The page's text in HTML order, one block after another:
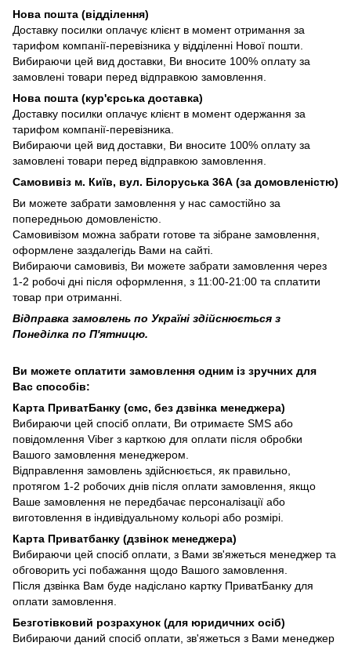
Нова пошта (відділення)
Доставку посилки оплачує клієнт в момент отримання за
тарифом компанії-перевізника у відділенні Нової пошти.
Вибираючи цей вид доставки, Ви вносите 100% оплату за
замовлені товари перед відправкою замовлення.
Нова пошта (кур'єрська доставка)
Доставку посилки оплачує клієнт в момент одержання за
тарифом компанії-перевізника.
Вибираючи цей вид доставки, Ви вносите 100% оплату за
замовлені товари перед відправкою замовлення.
Самовивіз м. Київ, вул. Білоруська 36А (за домовленістю)
Ви можете забрати замовлення у нас самостійно за
попередньою домовленістю.
Самовивізом можна забрати готове та зібране замовлення,
оформлене заздалегідь Вами на сайті.
Вибираючи самовивіз, Ви можете забрати замовлення через
1-2 робочі дні після оформлення, з 11:00-21:00 та сплатити
товар при отриманні.
Відправка замовлень по Україні здійснюється з
Понеділка по П'ятницю.
Ви можете оплатити замовлення одним із зручних для
Вас способів:
Карта ПриватБанку (смс, без дзвінка менеджера)
Вибираючи цей спосіб оплати, Ви отримаєте SMS або
повідомлення Viber з карткою для оплати після обробки
Вашого замовлення менеджером.
Відправлення замовлень здійснюється, як правильно,
протягом 1-2 робочих днів після оплати замовлення, якщо
Ваше замовлення не передбачає персоналізації або
виготовлення в індивідуальному кольорі або розмірі.
Карта Приватбанку (дзвінок менеджера)
Вибираючи цей спосіб оплати, з Вами зв'яжеться менеджер та
обговорить усі побажання щодо Вашого замовлення.
Після дзвінка Вам буде надіслано картку ПриватБанку для
оплати замовлення.
Безготівковий розрахунок (для юридичних осіб)
Вибираючи даний спосіб оплати, зв'яжеться з Вами менеджер